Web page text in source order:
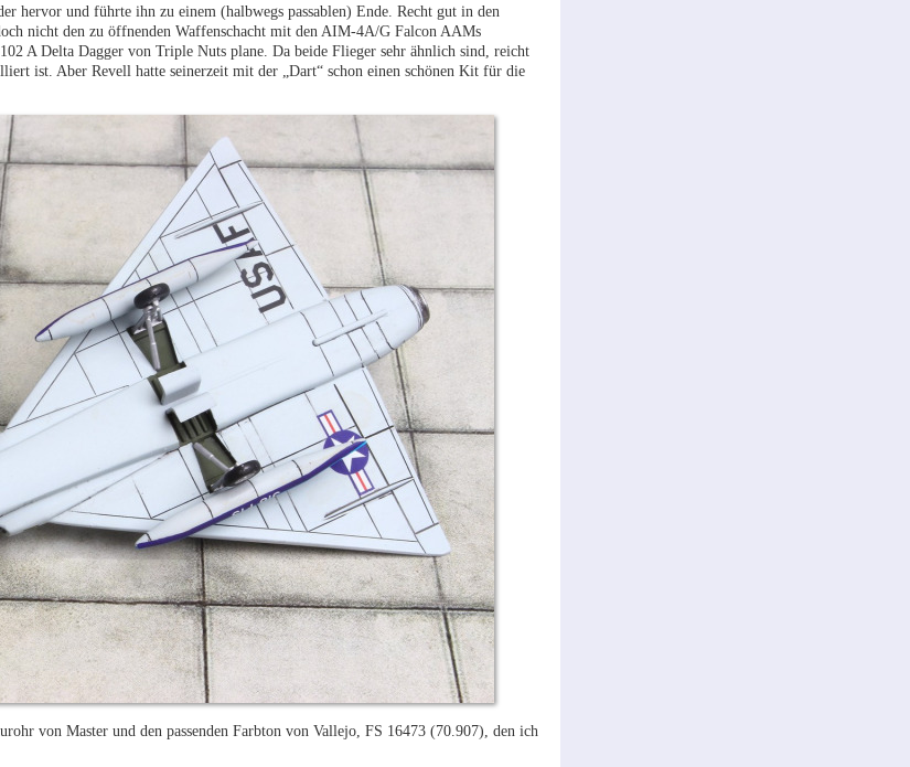
hervor und führte ihn zu einem (halbwegs passablen) Ende. Recht gut in den
nicht den zu öffnenden Waffenschacht mit den AIM-4A/G Falcon AAMs
A Delta Dagger von Triple Nuts plane. Da beide Flieger sehr ähnlich sind, reicht
ist. Aber Revell hatte seinerzeit mit der „Dart“ schon einen schönen Kit für die
von Master und den passenden Farbton von Vallejo, FS 16473 (70.907), den ich